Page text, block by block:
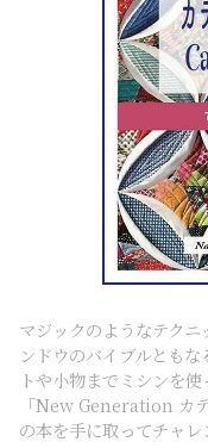
マジックのようなテク
ンドウのバイブルとも
トや小物までミシンを
「New Generation カ
の本を手に取ってチャレ